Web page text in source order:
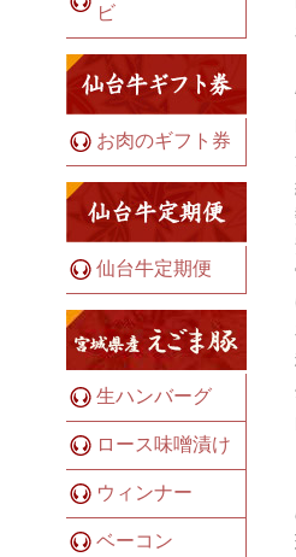
ビ
お肉のギフト券
仙台牛定期便
生ハンバーグ
ロース味噌漬け
ウィンナー
ベーコン